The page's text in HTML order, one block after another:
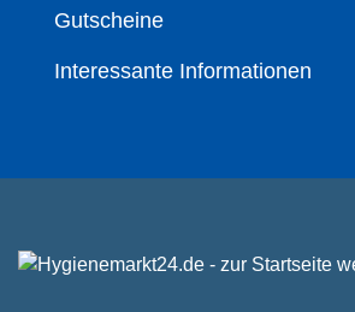
Gutscheine
Interessante Informationen